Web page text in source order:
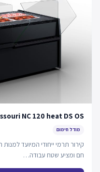
NC 120 heat DS OS
מודל חימום
קירור תרמי ייחודי המיועד
חם ומציע שטח עבודה…